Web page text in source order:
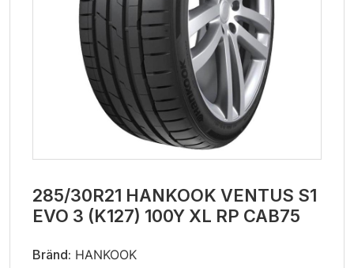
285/30R21 HANKOOK VENTUS S1
EVO 3 (K127) 100Y XL RP CAB75
Bränd: HANKOOK